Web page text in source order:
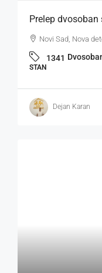
Prelep
Novi Sad, Nova
1341
STAN
Dejan Karan